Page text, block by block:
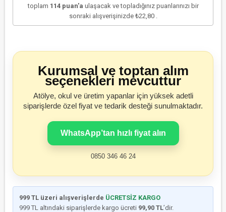
toplam 114puan'a ulaşacak ve topladığınız puanlarınızı bir
sonraki alışverişinizde ₺22,80.
Kurumsal ve toptan alım
seçenekleri mevcuttur
Atölye, okul ve üretim yapanlar için yüksek adetli
siparişlerde özel fiyat ve tedarik desteği sunulmaktadır.
WhatsApp’tan hızlı fiyat alın
0850 346 46 24
999 TL üzeri alışverişlerde ÜCRETSİZ KARGO
999 TL altındaki siparişlerde kargo ücreti 99,90 TL’dir.